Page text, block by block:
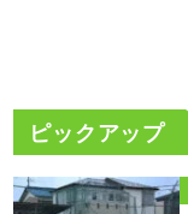
ピックアップ